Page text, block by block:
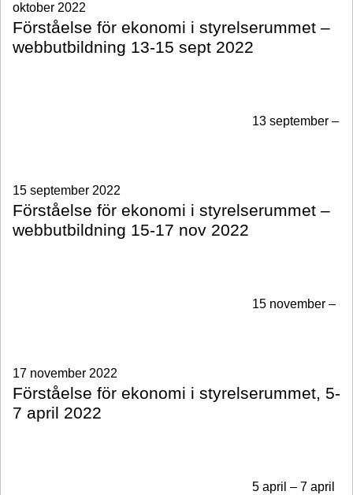
oktober 2022
Förståelse för ekonomi i styrelserummet –
webbutbildning 13-15 sept 2022
13 september –
15 september 2022
Förståelse för ekonomi i styrelserummet –
webbutbildning 15-17 nov 2022
15 november –
17 november 2022
Förståelse för ekonomi i styrelserummet, 5-
7 april 2022
5 april – 7 april